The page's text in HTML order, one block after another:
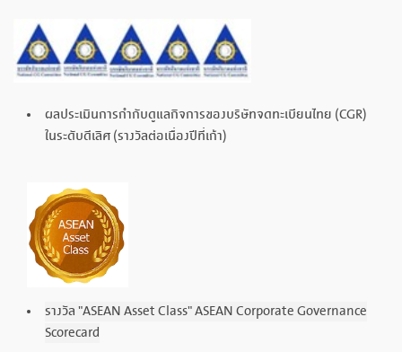
ผลประเมินการกำกับดูแลกิจการของบริษัทจดทะเบียนไทย (CGR)
ในระดับดีเลิศ (รางวัลต่อเนื่องปีที่เก้า)
รางวัล "ASEAN Asset Class" ASEAN Corporate Governance
Scorecard